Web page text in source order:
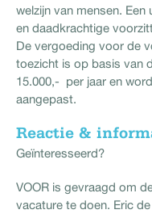
welzijn van mensen.
en daadkrachtige
De vergoeding voor de
toezicht is op basis van
15.000,- per jaar en
aangepast.
Reactie &
Geïnteresseerd?
VOOR is gevraagd om
vacature te doen. Eric